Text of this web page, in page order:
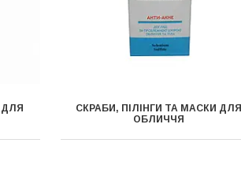
ДЛЯ
СКРАБИ, ПІЛІНГИ ТА МАСКИ ДЛЯ
ОБЛИЧЧЯ